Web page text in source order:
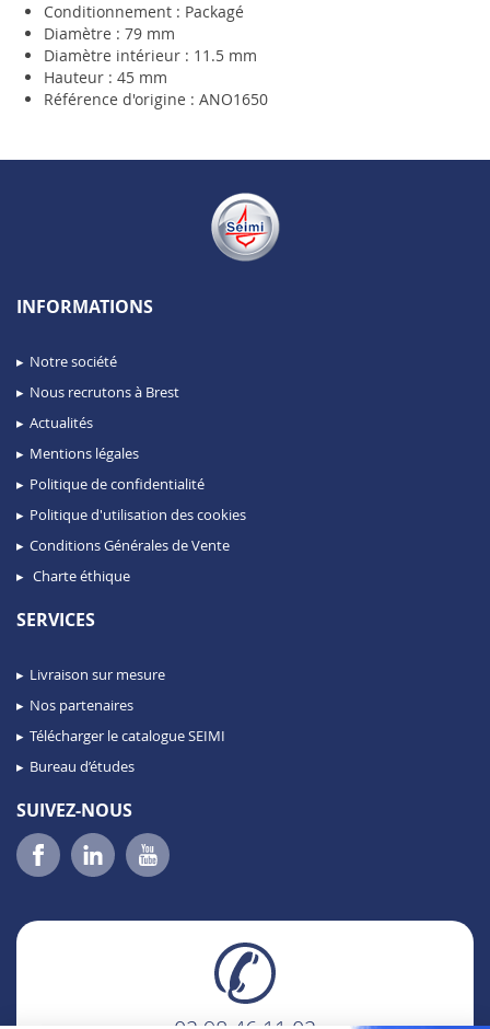
Conditionnement : Packagé
Diamètre : 79 mm
Diamètre intérieur : 11.5 mm
Hauteur : 45 mm
Référence d'origine : ANO1650
INFORMATIONS
Notre société
Nous recrutons à Brest
Actualités
Mentions légales
Politique de confidentialité
Politique d'utilisation des cookies
Conditions Générales de Vente
Charte éthique
SERVICES
Livraison sur mesure
Nos partenaires
Télécharger le catalogue SEIMI
Bureau d’études
SUIVEZ-NOUS